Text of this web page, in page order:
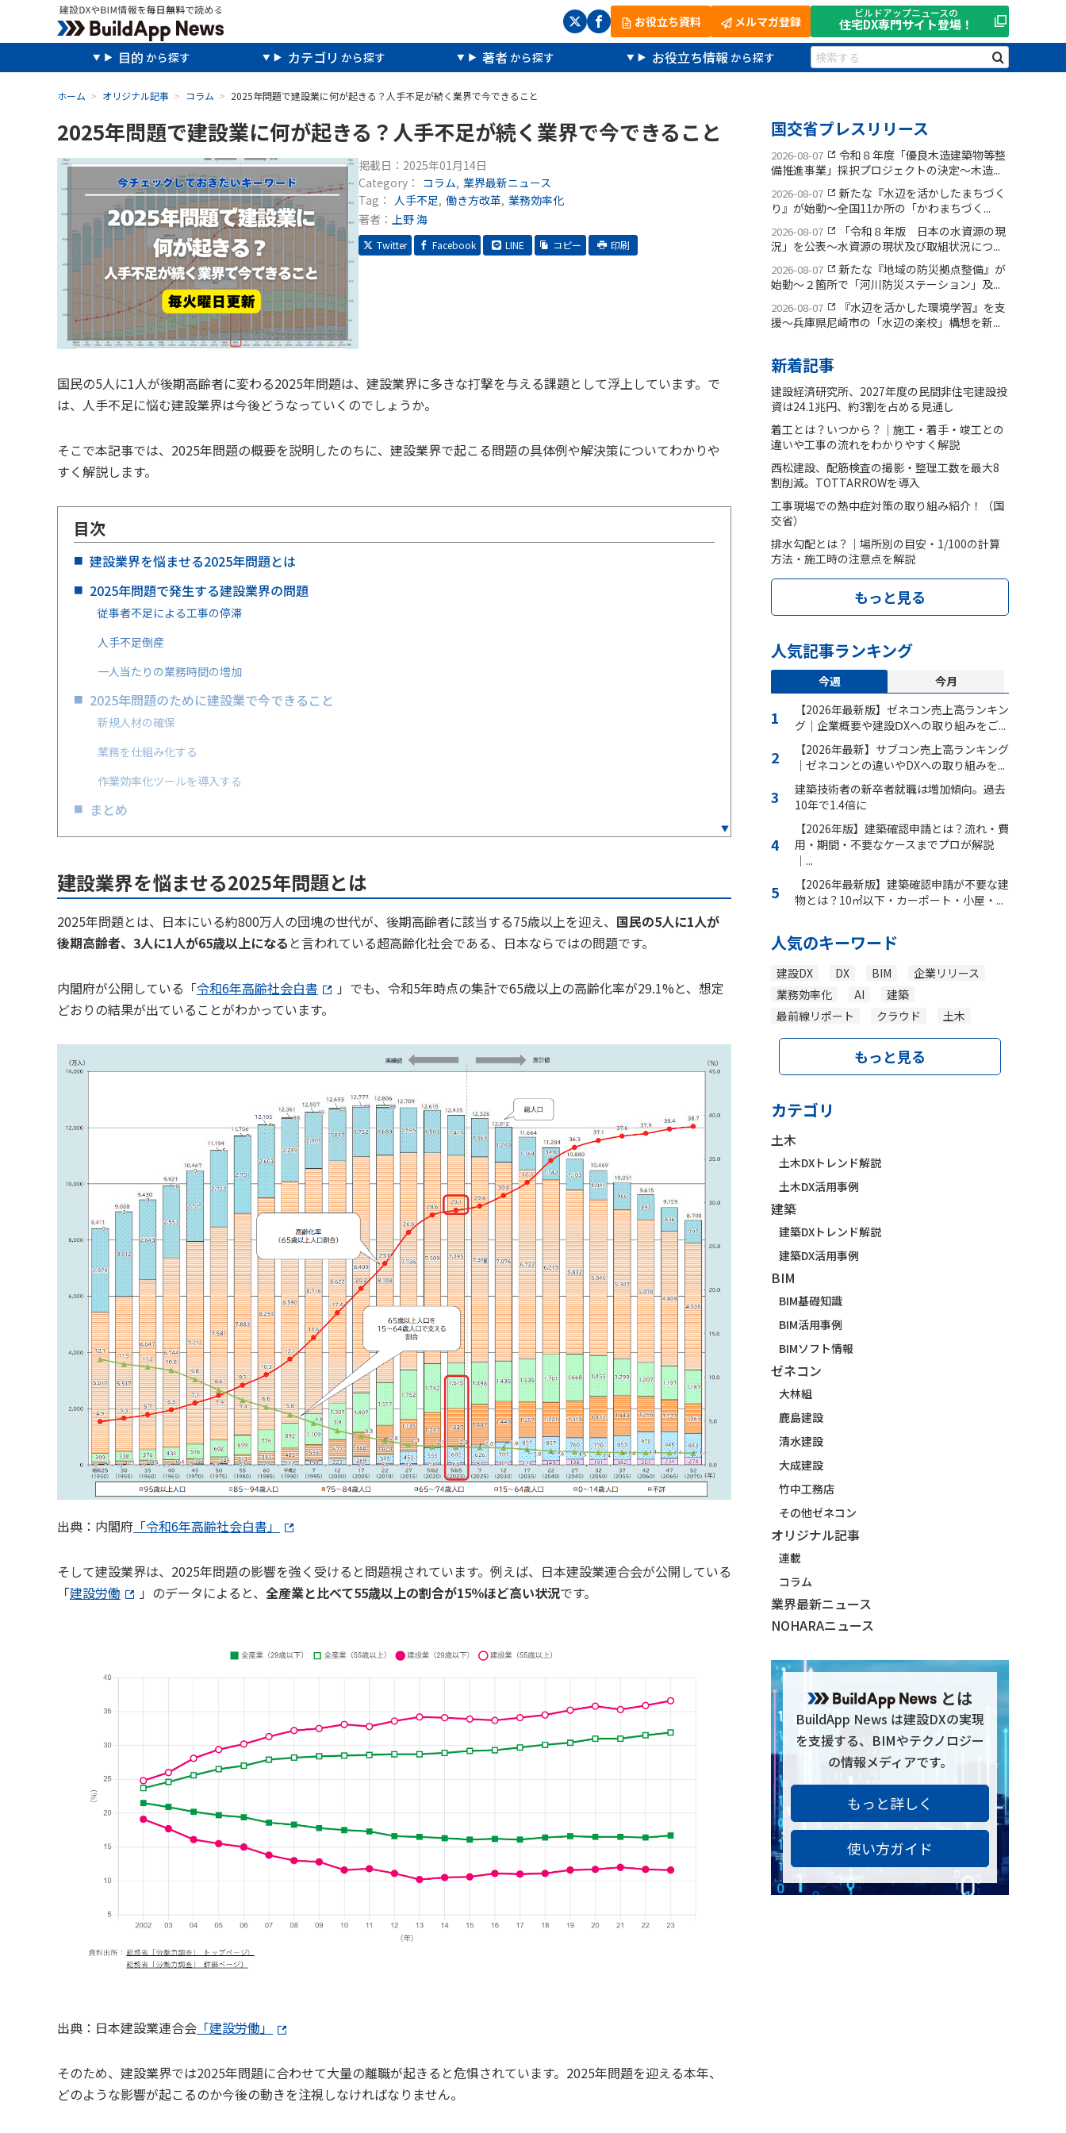
お役立ち資料 メルマガ登録
ビルドアップニュースの
住宅DX専門サイト登場！
目的 カテゴリ 著者 お役立ち情報
ホーム オリジナル記事 コラム 2025年問題で建設業に何が起きる？人手不足が続く業界で今できること
2025年問題で建設業に何が起きる？人手不足が続く業界で今できること
掲載日： 2025年01月14日
Category： コラム 業界最新ニュース
Tag：
人手不足 働き方改革 業務効率化
著者： 上野 海
Twitter Facebook LINE コピー 印刷
国民の5人に1人が後期高齢者に変わる2025年問題は、建設業界に多きな打撃を与える課題として浮上しています。で
は、人手不足に悩む建設業界は今後どうなっていくのでしょうか。
そこで本記事では、2025年問題の概要を説明したのちに、建設業界で起こる問題の具体例や解決策についてわかりや
すく解説します。
目次
建設業界を悩ませる2025年問題とは
2025年問題で発生する建設業界の問題
従事者不足による工事の停滞
人手不足倒産
一人当たりの業務時間の増加
2025年問題のために建設業で今できること
新規人材の確保
業務を仕組み化する
作業効率化ツールを導入する
まとめ
建設業界を悩ませる2025年問題とは
2025年問題とは、日本にいる約800万人の団塊の世代が、後期高齢者に該当する75歳以上を迎え、 国民の5人に1人が
後期高齢者、3人に1人が65歳以上になる と言われている超高齢化社会である、日本ならではの問題です。
内閣府が公開している「令和6年高齢社会白書
」でも、令和5年時点の集計で65歳以上の高齢化率が29.1%と、想定
どおりの結果が出ていることがわかっています。
出典：内閣府 「令和6年高齢社会白書」
そして建設業界は、2025年問題の影響を強く受けると問題視されています。例えば、日本建設業連合会が公開している
「建設労働 」のデータによると、 全産業と比べて55歳以上の割合が15％ほど高い状況です。
出典：日本建設業連合会 「建設労働」
そのため、建設業界では2025年問題に合わせて大量の離職が起きると危惧されています。2025年問題を迎える本年、
どのような影響が起こるのか今後の動きを注視しなければなりません。
国交省プレスリリース
2026-08-07
令和８年度「優良木造建築物等整
備推進事業」採択プロジェクトの決定〜木造...
2026-08-07
新たな『水辺を活かしたまちづく
り』が始動〜全国11か所の「かわまちづく...
2026-08-07
「令和８年版 日本の水資源の現
況」を公表〜水資源の現状及び取組状況につ...
2026-08-07
新たな『地域の防災拠点整備』が
始動〜２箇所で「河川防災ステーション」及...
2026-08-07
『水辺を活かした環境学習』を支
援〜兵庫県尼崎市の「水辺の楽校」構想を新...
新着記事
建設経済研究所、2027年度の民間非住宅建設投
資は24.1兆円、約3割を占める見通し
着工とは？いつから？｜施工・着手・竣工との
違いや工事の流れをわかりやすく解説
西松建設、配筋検査の撮影・整理工数を最大8
割削減。TOTTARROWを導入
工事現場での熱中症対策の取り組み紹介！（国
交省）
排水勾配とは？｜場所別の目安・1/100の計算
方法・施工時の注意点を解説
もっと見る
人気記事ランキング
今週
今月
【2026年最新版】ゼネコン売上高ランキン
グ｜企業概要や建設ⅮXへの取り組みをご...
【2026年最新】サブコン売上高ランキング
｜ゼネコンとの違いやDXへの取り組みを...
建築技術者の新卒者就職は増加傾向。過去
10年で1.4倍に
【2026年版】建築確認申請とは？流れ・費
用・期間・不要なケースまでプロが解説
｜...
【2026年最新版】建築確認申請が不要な建
物とは？10㎡以下・カーポート・小屋・...
人気のキーワード
建設DX DX BIM
企業リリース
業務効率化
AI
建築
最前線リポート
クラウド 土木
もっと見る
カテゴリ
土木
土木DXトレンド解説
土木DX活用事例
建築
建築DXトレンド解説
建築DX活用事例
BIM
BIM基礎知識
BIM活用事例
BIMソフト情報
ゼネコン
大林組
鹿島建設
清水建設
大成建設
竹中工務店
その他ゼネコン
オリジナル記事
連載
コラム
業界最新ニュース
NOHARAニュース
とは
BuildApp News は建設DXの実現
を支援する、BIMやテクノロジー
の情報メディアです。
もっと詳しく
使い方ガイド